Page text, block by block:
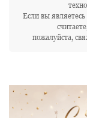
Если вы
пожалуйста,